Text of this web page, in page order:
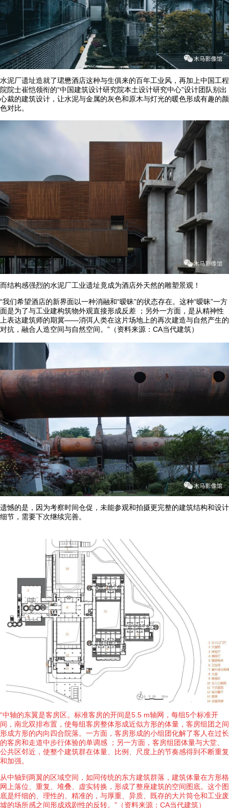
水泥厂遗址造就了珺懋酒店这种与生俱来的百年工业风，再加上中国工程
院院士崔恺领衔的“中国建筑设计研究院本土设计研究中心”设计团队别出
心裁的建筑设计，让水泥与金属的灰色和原木与灯光的暖色形成有趣的颜
色对比。
而结构感强烈的水泥厂工业遗址竟成为酒店外天然的雕塑景观！
“我们希望酒店的新界面以一种消融和“暧昧”的状态存在。这种“暧昧”一方
面是为了与工业建构筑物外观直接形成反差 ；另外一方面，是从精神性
上表达建筑师的期冀——消弭人类在这片场地上的再次建造与自然产生的
对抗，融合人造空间与自然空间。”（资料来源：CA当代建筑）
遗憾的是，因为考察时间仓促，未能参观和拍摄更完整的建筑结构和设计
细节，需要下次继续完善。
“中轴的东翼是客房区。标准客房的开间是5.5 m轴网，每组5个标准开
间，南北双排布置，使每组客房整体形成近似方形的体量，客房组团之间
形成方形的内向四合院落。一方面，客房形成的小组团化解了客人在过长
的客房和走道中步行体验的单调感 ；另一方面，客房组团体量与大堂、
公共区邻近，使整个建筑群在体量、比例、尺度上的节奏感得到不断重复
和加强。
从中轴到两翼的区域空间，如同传统的东方建筑群落，建筑体量在方形格
网上落位、重复、堆叠、虚实转换，形成了整座建筑的空间图底。这个图
底是纤细的、理性的、精准的，与厚重、异质、既存的大片筒仓和工业废
墟的场所感之间形成戏剧性的反转。”（资料来源：CA当代建筑）